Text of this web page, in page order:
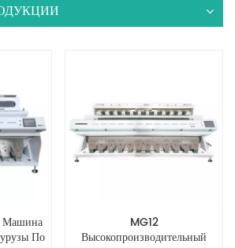
Машина
По
MG12
Высокопроизводительный